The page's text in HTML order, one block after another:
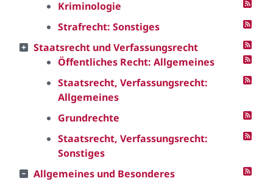
Kriminologie
Strafrecht: Sonstiges
Staatsrecht und Verfassungsrecht
Öffentliches Recht: Allgemeines
Staatsrecht, Verfassungsrecht:
Allgemeines
Grundrechte
Staatsrecht, Verfassungsrecht:
Sonstiges
Allgemeines und Besonderes